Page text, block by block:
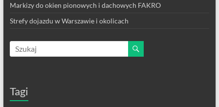
Markizy do okien pionowych i dachowych FAKRO
Strefy dojazdu w Warszawie i okolicach
Tagi